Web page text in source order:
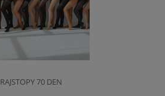
RAJSTOPY 70 DEN